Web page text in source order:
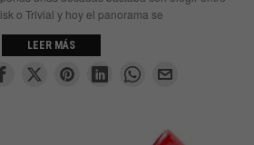
o Trivial y hoy el panorama se
LEER MÁS